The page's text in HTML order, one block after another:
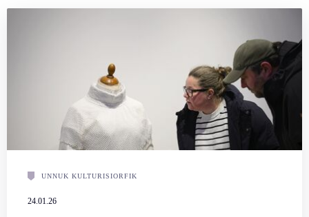
UNNUK KULTURISIORFIK
24.01.26